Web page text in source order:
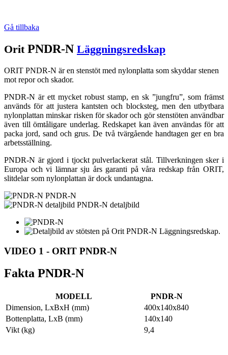
Gå tillbaka
Orit PNDR-N Läggningsredskap
ORIT PNDR-N är en stenstöt med nylonplatta som skyddar stenen
mot repor och skador.
PNDR-N är ett mycket robust stamp, en sk ”jungfru”, som främst
används för att justera kantsten och blocksteg, men den utbytbara
nylonplattan minskar risken för skador och gör stenstöten användbar
även till ömtåligare underlag. Redskapet kan även användas för att
packa jord, sand och grus. De två tvärgående handtagen ger en bra
arbetsställning.
PNDR-N är gjord i tjockt pulverlackerat stål. Tillverkningen sker i
Europa och vi lämnar sju års garanti på våra redskap från ORIT,
slitdelar som nylonplattan är dock undantagna.
PNDR-N
PNDR-N detaljbild
VIDEO 1 - ORIT PNDR-N
Fakta PNDR-N
MODELL
PNDR-N
Dimension, LxBxH (mm)
400x140x840
Bottenplatta, LxB (mm)
140x140
Vikt (kg)
9,4